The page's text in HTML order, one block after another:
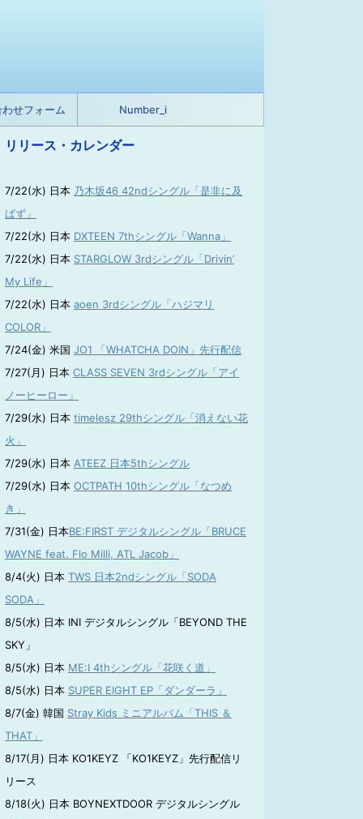
せフォーム Number_i
リリース・カレンダー
7/22(水) 日本 乃木坂46 42ndシングル「是非に及
ばず」
7/22(水) 日本 DXTEEN 7thシングル「Wanna」
7/22(水) 日本 STARGLOW 3rdシングル「Drivin’
My Life」
7/22(水) 日本 aoen 3rdシングル「ハジマリ
COLOR」
7/24(金) 米国 JO1 「WHATCHA DOIN」先行配信
7/27(月) 日本 CLASS SEVEN 3rdシングル「アイ
ノーヒーロー」
7/29(水) 日本 timelesz 29thシングル「消えない花
火」
7/29(水) 日本 ATEEZ 日本5thシングル
7/29(水) 日本 OCTPATH 10thシングル「なつめ
き」
7/31(金) 日本BE:FIRST デジタルシングル「BRUCE
WAYNE feat. Flo Milli, ATL Jacob」
8/4(火) 日本 TWS 日本2ndシングル「SODA
SODA」
8/5(水) 日本 INI デジタルシングル「BEYOND THE
SKY」
8/5(水) 日本 ME:I 4thシングル「花咲く道」
8/5(水) 日本 SUPER EIGHT EP「ダンダーラ」
8/7(金) 韓国 Stray Kids ミニアルバム「THIS ＆
THAT」
8/17(月) 日本 KO1KEYZ 「KO1KEYZ」先行配信リ
リース
8/18(火) 日本 BOYNEXTDOOR デジタルシングル